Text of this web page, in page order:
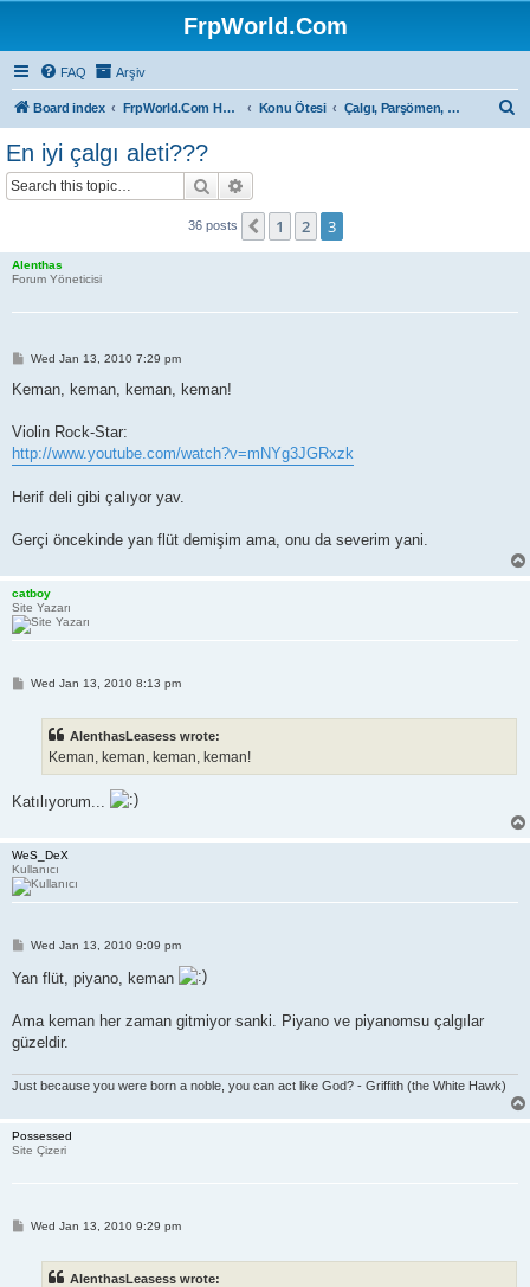
FrpWorld.Com
FAQ Arşiv
Board index FrpWorld.Com Hakkında Konu Ötesi Çalgı, Parşömen, Sahne...
En iyi çalgı aleti???
Search
36 posts Previous
1 2 3
Alenthas
Forum Yöneticisi
P
s
Wed Jan 13, 2010 7:29 pm
Keman, keman, keman, keman!
Violin Rock-Star:
http://www.youtube.com/watch?v=mNYg3JGRxzk
Herif deli gibi çalıyor yav.
Gerçi öncekinde yan flüt demişim ama, onu da severim yani.
catboy
Site Yazarı
PWed Jan 13, 2010 8:13 pm
AlenthasLeasess wrote:
Keman, keman, keman, keman!
Katılıyorum...
WeS_DeX
Kullanıcı
P
t
Wed Jan 13, 2010 9:09 pm
Yan flüt, piyano, keman
Ama keman her zaman gitmiyor sanki. Piyano ve piyanomsu çalgılar
güzeldir.
Just because you were born a noble, you can act like God? - Griffith (the White Hawk)
Possessed
Site Çizeri
PWed Jan 13, 2010 9:29 pm
AlenthasLeasess wrote: